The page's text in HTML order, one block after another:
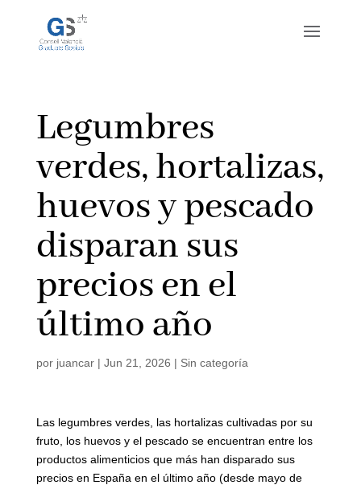
Legumbres
verdes, hortalizas,
huevos y pescado
disparan sus
precios en el
último año
por juancar| Jun 21, 2026 | Sin categoría
Las legumbres verdes, las hortalizas cultivadas por su
fruto, los huevos y el pescado se encuentran entre los
productos alimenticios que más han disparado sus
precios en España en el último año (desde mayo de